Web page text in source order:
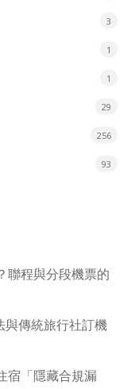
3
1
1
29
256
93
聯程與分段機票的
與傳統旅行社訂機
宿「隱藏合規漏